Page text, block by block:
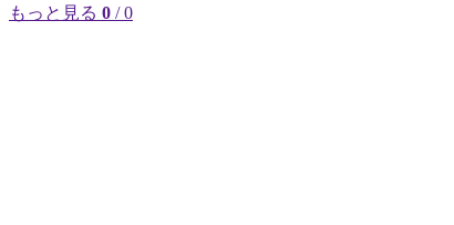
もっと見る 0 / 0